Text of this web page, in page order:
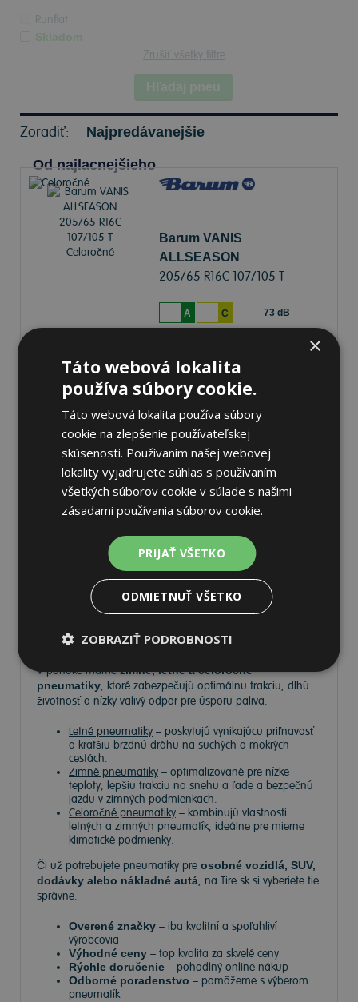
Runflat
Skladom
Zrušiť všetky filtre
Hľadaj pneu
Zoradiť: Najpredávanejšie
Od najlacnejšieho
Barum VANIS
ALLSEASON
205/65 R16C 107/105 T
A C 73 dB
Ihneď k odberu na1 pobočke
102,58 €
Pneumatiky
Vyberte si kvalitné pneumatikypre bezpečnú, komfortnú
a úspornú jazdu. Na
Tire.sk
nájdete široký výber
pneumatík pre rôzne typy vozidiel a jazdných podmienok.
prémiové značky Continental
Michelin,Pirelli,DunlopaNokian.
V ponuke mámezimné, letné a celoročné
pneumatiky, ktoré zabezpečujú optimálnu trakciu, dlhú
životnosť a nízky valivý odpor pre úsporu paliva.
Letné pneumatiky – poskytujú vynikajúcu priľnavosť
a kratšiu brzdnú dráhu na suchých a mokrých
cestách.
Zimné pneumatiky – optimalizované pre nízke
teploty, lepšiu trakciu na snehu a ľade a bezpečnú
jazdu v zimných podmienkach.
Celoročné pneumatiky – kombinujú vlastnosti
letných a zimných pneumatík, ideálne pre mierne
klimatické podmienky.
Či už potrebujete pneumatiky pre osobné vozidlá, SUV,
dodávky alebo nákladné autá, na Tire.sk si vyberiete tie
správne.
Overené značky – iba kvalitní a spoľahliví
výrobcovia
Výhodné ceny – top kvalita za skvelé ceny
Rýchle doručenie – pohodlný online nákup
Odborné poradenstvo – pomôžeme s výberom
pneumatík
×
Táto webová lokalita
používa súbory cookie.
Táto webová lokalita používa súbory
cookie na zlepšenie používateľskej
skúsenosti. Používaním našej webovej
lokality vyjadrujete súhlas s používaním
všetkých súborov cookie v súlade s našimi
zásadami používania súborov cookie.
PRIJAŤ VŠETKO
ODMIETNUŤ VŠETKO
ZOBRAZIŤ PODROBNOSTI